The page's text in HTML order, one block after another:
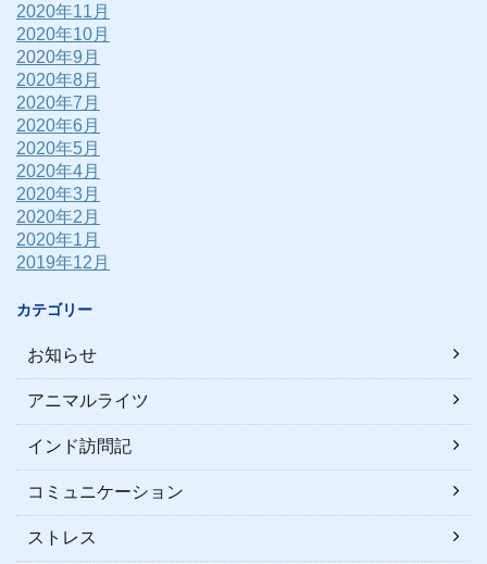
2020年11月
2020年10月
2020年9月
2020年8月
2020年7月
2020年6月
2020年5月
2020年4月
2020年3月
2020年2月
2020年1月
2019年12月
カテゴリー
お知らせ
アニマルライツ
インド訪問記
コミュニケーション
ストレス